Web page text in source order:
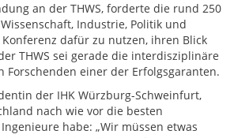
an der THWS, forderte die rund 250
Industrie, Politik und
dafür zu nutzen, ihren Blick
THWS sei gerade die interdisziplinäre
Forschenden einer der Erfolgsgaranten.
der IHK Würzburg-Schweinfurt,
nach wie vor die besten
habe: „Wir müssen etwas